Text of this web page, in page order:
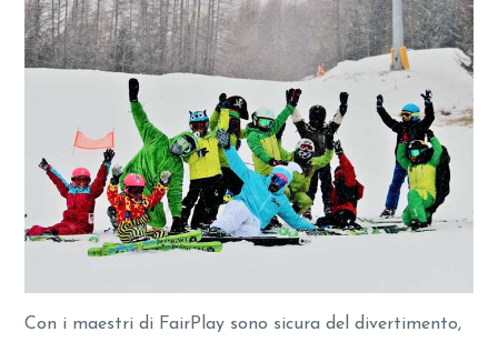
Con i maestri di FairPlay sono sicura del divertimento,